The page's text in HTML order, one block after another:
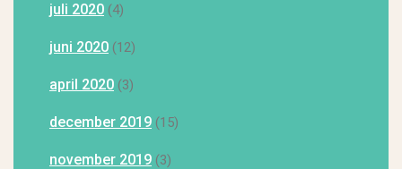
juli 2020 (4)
juni 2020 (12)
april 2020 (3)
december 2019 (15)
november 2019 (3)